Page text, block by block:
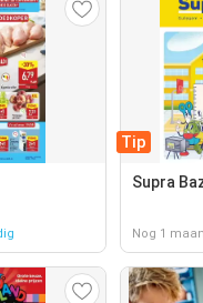
Tip
Supra
Nog 1